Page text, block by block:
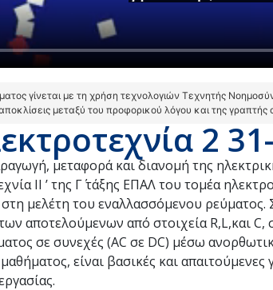
γίνεται με τη χρήση τεχνολογιών Τεχνητής
μεταξύ του προφορικού λόγου και της
2
μεταφορά και διανομή της
ΙΙ ’ της Γ΄ τάξης ΕΠΑΛ του τομέα
μελέτη του εναλλασσόμενου
αποτελούμενων από στοιχεία R,L,και
σε συνεχές (AC σε DC) μέσω
είναι βασικές και απαιτούμενες